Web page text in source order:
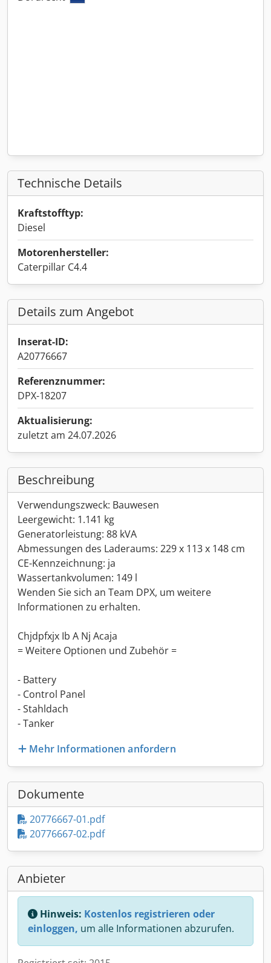
Technische Details
Kraftstofftyp:
Diesel
Motorenhersteller:
Caterpillar C4.4
Details zum Angebot
Inserat-ID:
A20776667
Referenznummer:
DPX-18207
Aktualisierung:
zuletzt am 24.07.2026
Beschreibung
Verwendungszweck: Bauwesen
Leergewicht: 1.141 kg
Generatorleistung: 88 kVA
Abmessungen des Laderaums: 229 x 113 x 148 cm
CE-Kennzeichnung: ja
Wassertankvolumen: 149 l
Wenden Sie sich an Team DPX, um weitere
Informationen zu erhalten.
Chjdpfxjx Ib A Nj Acaja
= Weitere Optionen und Zubehör =
- Battery
- Control Panel
- Stahldach
- Tanker
Mehr Informationen anfordern
Dokumente
20776667-01.pdf
20776667-02.pdf
Anbieter
Hinweis: Kostenlos registrieren oder
einloggen, um alle Informationen abzurufen.